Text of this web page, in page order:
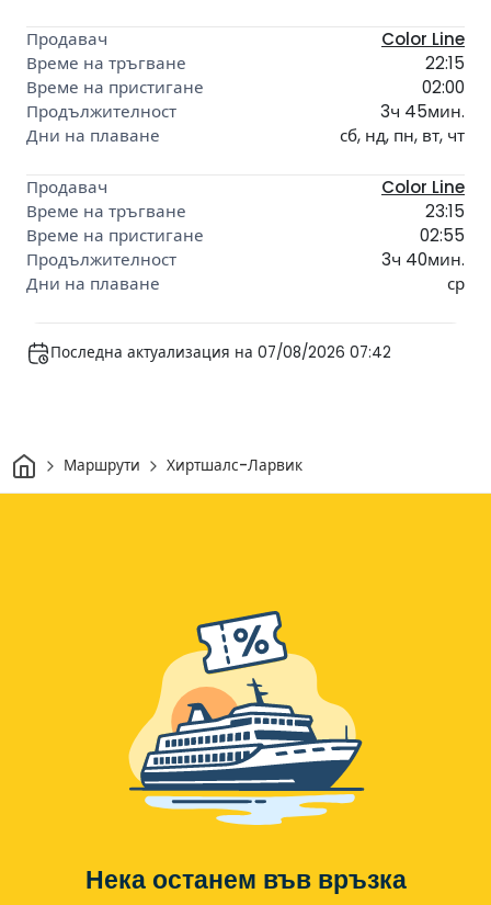
Color Line
22:15
02:00
3ч 45мин.
сб, нд, пн, вт, чт
Color Line
23:15
02:55
3ч 40мин.
ср
Последна актуализация на 07/08/2026 07:42
Начало
Маршрути Хиртшалс-Ларвик
Нека останем във връзка